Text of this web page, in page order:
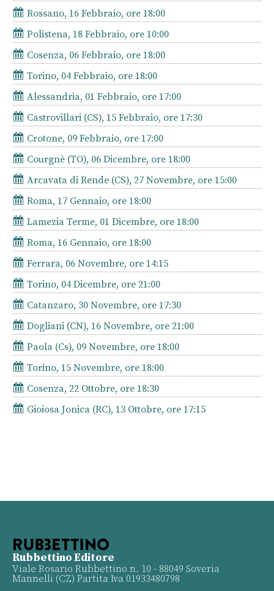
Rossano, 16 Febbraio, ore 18:00
Polistena, 18 Febbraio, ore 10:00
Cosenza, 06 Febbraio, ore 18:00
Torino, 04 Febbraio, ore 18:00
Alessandria, 01 Febbraio, ore 17:00
Castrovillari (CS), 15 Febbraio, ore 17:30
Crotone, 09 Febbraio, ore 17:00
Courgnè (TO), 06 Dicembre, ore 18:00
Arcavata di Rende (CS), 27 Novembre, ore 15:00
Roma, 17 Gennaio, ore 18:00
Lamezia Terme, 01 Dicembre, ore 18:00
Roma, 16 Gennaio, ore 18:00
Ferrara, 06 Novembre, ore 14:15
Torino, 04 Dicembre, ore 21:00
Catanzaro, 30 Novembre, ore 17:30
Dogliani (CN), 16 Novembre, ore 21:00
Paola (Cs), 09 Novembre, ore 18:00
Torino, 15 Novembre, ore 18:00
Cosenza, 22 Ottobre, ore 18:30
Gioiosa Jonica (RC), 13 Ottobre, ore 17:15
Rubbettino Editore
Viale Rosario Rubbettino n. 10 - 88049 Soveria
Mannelli (CZ) Partita Iva 01933480798